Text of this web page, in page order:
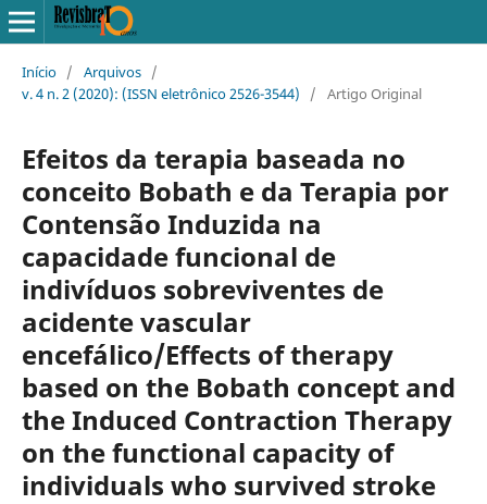
Início / Arquivos /
v. 4 n. 2 (2020): (ISSN eletrônico 2526-3544)
/ Artigo Original
Efeitos da terapia baseada no
conceito Bobath e da Terapia por
Contensão Induzida na
capacidade funcional de
indivíduos sobreviventes de
acidente vascular
encefálico/Effects of therapy
based on the Bobath concept and
the Induced Contraction Therapy
on the functional capacity of
individuals who survived stroke